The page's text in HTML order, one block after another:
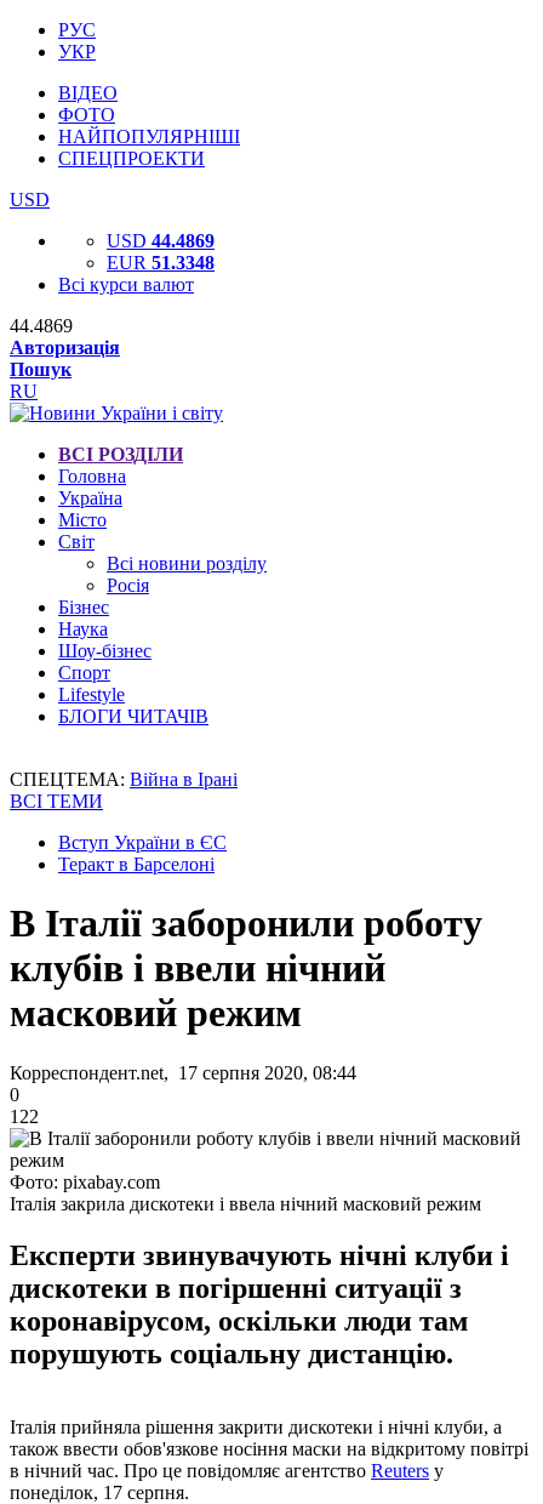
РУС
УКР
ВІДЕО
ФОТО
НАЙПОПУЛЯРНІШІ
СПЕЦПРОЕКТИ
USD
USD 44.4869
EUR 51.3348
Всі курси валют
44.4869
Авторизація
Пошук
RU
ВСІ РОЗДІЛИ
Головна
Україна
Місто
Світ
Всі новини розділу
Росія
Бізнес
Наука
Шоу-бізнес
Спорт
Lifestyle
БЛОГИ ЧИТАЧІВ
СПЕЦТЕМА: Війна в Ірані
ВСІ ТЕМИ
Вступ України в ЄС
Теракт в Барселоні
В Італії заборонили роботу
клубів і ввели нічний
масковий режим
Корреспондент.net, 17 серпня 2020, 08:44
0
122
Фото: pixabay.com
Італія закрила дискотеки і ввела нічний масковий режим
Експерти звинувачують нічні клуби і
дискотеки в погіршенні ситуації з
коронавірусом, оскільки люди там
порушують соціальну дистанцію.
Італія прийняла рішення закрити дискотеки і нічні клуби, а
також ввести обов'язкове носіння маски на відкритому повітрі
в нічний час. Про це повідомляє агентство Reuters у
понеділок, 17 серпня.